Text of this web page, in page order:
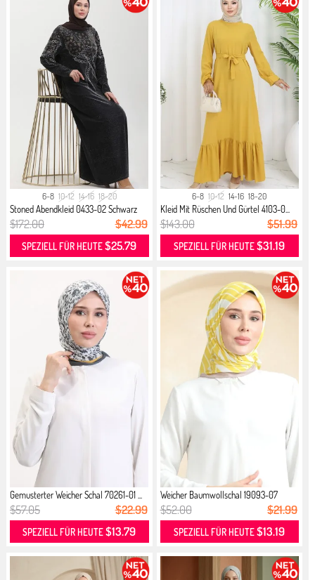
6-8 10-12 14-16 18-20
Stoned Abendkleid 0433-02 Schwarz
Gelb
$172.00 $42.99
SPEZIELL FÜR HEUTE$25.79
6-8 10-12 14-16 18-20
Kleid Mit Rüschen Und Gürtel 4103-0...
$143.00 $51.99
SPEZIELL FÜR HEUTE$31.19
Gemusterter Weicher Schal 70261-01 ...
$57.05 $22.99
SPEZIELL FÜR HEUTE$13.79
Weicher Baumwollschal 19093-07
Weiß...
$52.00 $21.99
SPEZIELL FÜR HEUTE$13.19